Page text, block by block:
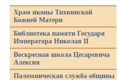
Храм иконы Тихвинской
Божией Матери
Библиотека памяти Государя
Императора Николая II
Воскресная школа Цесаревича
Алексия
Паломническая служба общины